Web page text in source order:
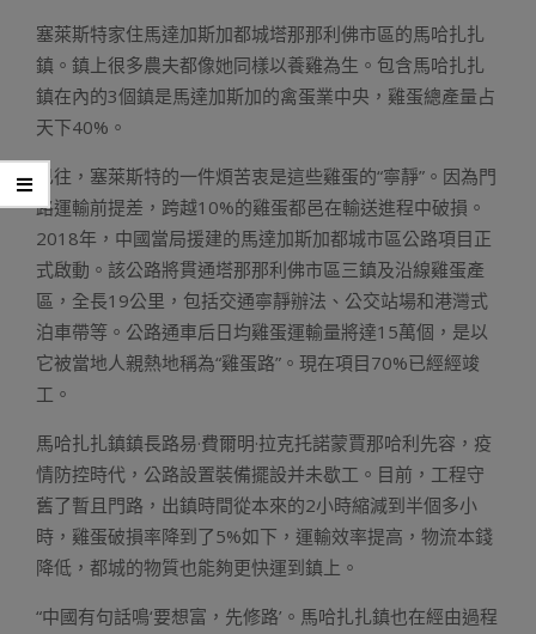
塞萊斯特家住馬達加斯加都城塔那那利佛市區的馬哈扎扎
鎮。鎮上很多農夫都像她同樣以養雞為生。包含馬哈扎扎
鎮在內的3個鎮是馬達加斯加的禽蛋業中央，雞蛋總產量占
天下40%。
已往，塞萊斯特的一件煩苦衷是這些雞蛋的“寧靜”。因為門
路運輸前提差，跨越10%的雞蛋都邑在輸送進程中破損。
2018年，中國當局援建的馬達加斯加都城市區公路項目正
式啟動。該公路將貫通塔那那利佛市區三鎮及沿線雞蛋產
區，全長19公里，包括交通寧靜辦法、公交站場和港灣式
泊車帶等。公路通車后日均雞蛋運輸量將達15萬個，是以
它被當地人親熱地稱為“雞蛋路”。現在項目70%已經經竣
工。
馬哈扎扎鎮鎮長路易·費爾明·拉克托諾蒙賈那哈利先容，疫
情防控時代，公路設置裝備擺設并未歇工。目前，工程守
舊了暫且門路，出鎮時間從本來的2小時縮減到半個多小
時，雞蛋破損率降到了5%如下，運輸效率提高，物流本錢
降低，都城的物質也能夠更快運到鎮上。
“中國有句話鳴‘要想富，先修路’。馬哈扎扎鎮也在經由過程